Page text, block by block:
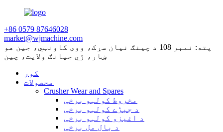
+86 0579 87646028
market@wjmachine.com
پته: نمبر 108 د چينګ نيان سړک، ووی کاونټي، جين هو
ښار، ژي جيانګ ولايت، چين
کور
محصولات
Crusher Wear and Spares
مخروط کولہو برخې
د جبڑے کولہو برخې
د اغیزو کولہو برخې
د بال مل برخې